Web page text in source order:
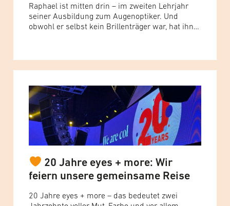
Raphael ist mitten drin – im zweiten Lehrjahr
seiner Ausbildung zum Augenoptiker. Und
obwohl er selbst kein Brillenträger war, hat ihn
20 Jahre eyes + more: Wir
feiern unsere gemeinsame Reise
20 Jahre eyes + more – das bedeutet zwei